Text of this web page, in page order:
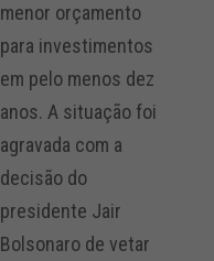
menor orçamento
para investimentos
em pelo menos dez
anos. A situação foi
agravada com a
decisão do
presidente Jair
Bolsonaro de vetar